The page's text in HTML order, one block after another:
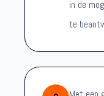
in de
te